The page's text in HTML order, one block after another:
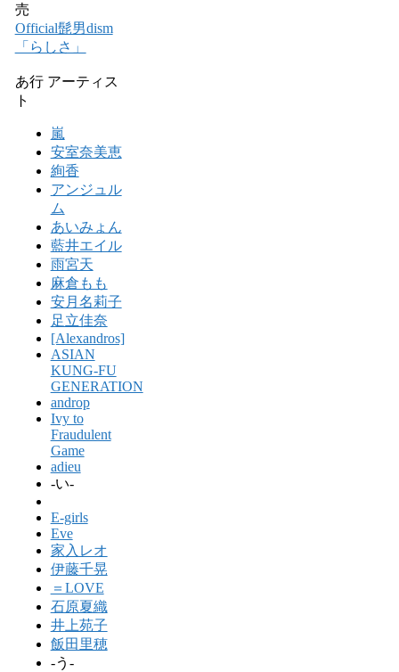
売
Official髭男dism
「らしさ」
あ行 アーティス
ト
嵐
安室奈美恵
絢香
アンジュル
ム
あいみょん
藍井エイル
雨宮天
麻倉もも
安月名莉子
足立佳奈
[Alexandros]
ASIAN
KUNG-FU
GENERATION
androp
Ivy to
Fraudulent
Game
adieu
-い-
E-girls
Eve
家入レオ
伊藤千晃
＝LOVE
石原夏織
井上苑子
飯田里穂
-う-